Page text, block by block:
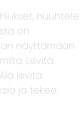
huuhtele
on
näyttämään
Levitä
levitä
ja tekee